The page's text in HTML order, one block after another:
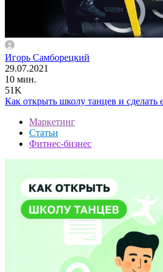
Игорь Самборецкий
29.07.2021
10 мин.
51K
Как открыть школу танцев и сделать
Маркетинг
Статьи
Фитнес-бизнес